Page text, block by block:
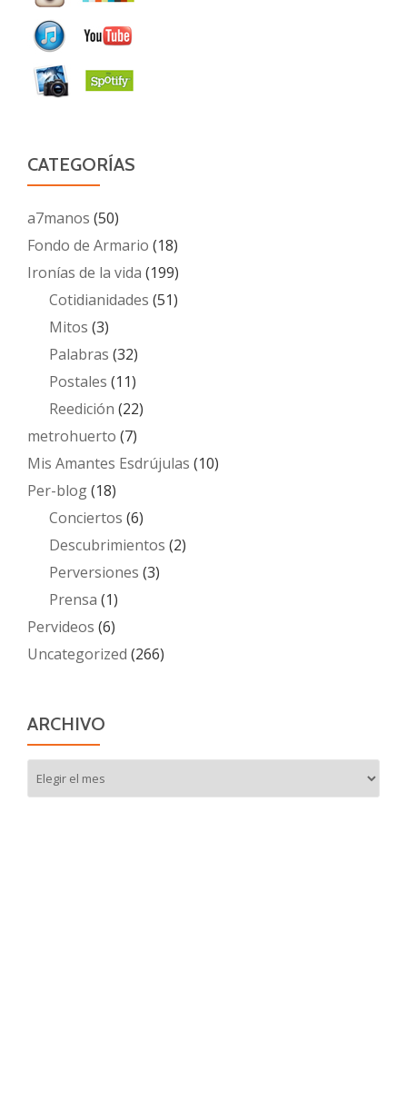
CATEGORÍAS
a7manos (50)
Fondo de Armario (18)
Ironías de la vida (199)
Cotidianidades (51)
Mitos (3)
Palabras (32)
Postales (11)
Reedición (22)
metrohuerto (7)
Mis Amantes Esdrújulas (10)
Per-blog(18)
Conciertos (6)
Descubrimientos (2)
Perversiones (3)
Prensa (1)
Pervideos (6)
Uncategorized (266)
ARCHIVO